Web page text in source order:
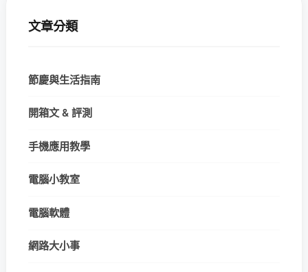
文章分類
節慶與生活指南
開箱文 & 評測
手機應用教學
電腦小教室
電腦軟體
網路大小事